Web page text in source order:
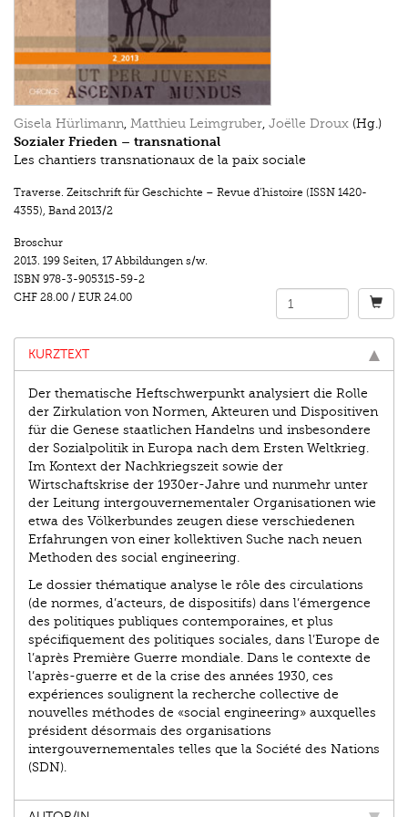
Gisela Hürlimann, Matthieu Leimgruber, Joëlle Droux (Hg.)
Sozialer Frieden – transnational
Les chantiers transnationaux de la paix sociale
Traverse. Zeitschrift für Geschichte – Revue d’histoire (ISSN 1420-
4355), Band 2013/2
Broschur
2013. 199 Seiten, 17 Abbildungen s/w.
ISBN 978-3-905315-59-2
CHF 28.00 / EUR 24.00
KURZTEXT
Der thematische Heftschwerpunkt analysiert die Rolle
der Zirkulation von Normen, Akteuren und Dispositiven
für die Genese staatlichen Handelns und insbesondere
der Sozialpolitik in Europa nach dem Ersten Weltkrieg.
Im Kontext der Nachkriegszeit sowie der
Wirtschaftskrise der 1930er-Jahre und nunmehr unter
der Leitung intergouvernementaler Organisationen wie
etwa des Völkerbundes zeugen diese verschiedenen
Erfahrungen von einer kollektiven Suche nach neuen
Methoden des social engineering.
Le dossier thématique analyse le rôle des circulations
(de normes, d’acteurs, de dispositifs) dans l’émergence
des politiques publiques contemporaines, et plus
spécifiquement des politiques sociales, dans l’Europe de
l’après Première Guerre mondiale. Dans le contexte de
l’après-guerre et de la crise des années 1930, ces
expériences soulignent la recherche collective de
nouvelles méthodes de «social engineering» auxquelles
président désormais des organisations
intergouvernementales telles que la Société des Nations
(SDN).